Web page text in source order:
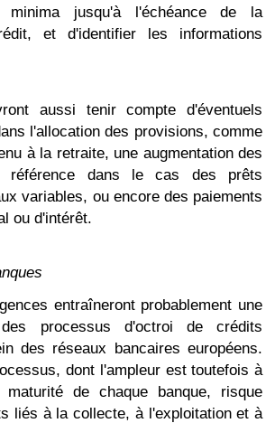
minima jusqu'à l'échéance de la
et d'identifier les informations
aussi tenir compte d'éventuels
l'allocation des provisions, comme
à la retraite, une augmentation des
référence dans le cas des prêts
variables, ou encore des paiements
ou d'intérêt.
entraîneront probablement une
processus d'octroi de crédits
des réseaux bancaires européens.
dont l'ampleur est toutefois à
de chaque banque, risque
liés à la collecte, à l'exploitation et à